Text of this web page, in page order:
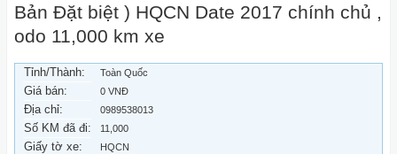
Bản Đặt biệt ) HQCN Date 2017 chính chủ ,
odo 11,000 km xe
Tỉnh/Thành: Toàn Quốc
Giá bán: 0 VNĐ
Địa chỉ: 0989538013
Số KM đã đi: 11,000
Giấy tờ xe: HQCN